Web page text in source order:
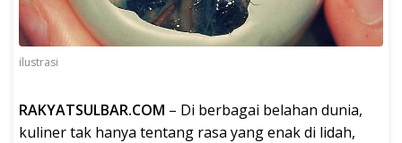
ilustrasi
RAKYATSULBAR.COM – Di berbagai belahan dunia,
kuliner tak hanya tentang rasa yang enak di lidah,